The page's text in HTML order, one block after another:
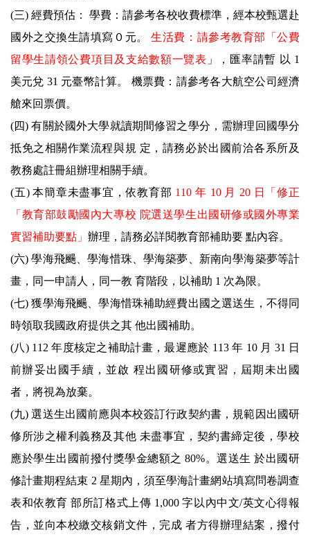
(三) 經費預估： 學費：請參考各校收費標準，經本校甄選赴
國外之交換生請填寫０元。
生活費：請參考教育部「公費
留學生請領公費項目及支給數額一覽表 」，匯率請暫 以 1
美元兌 31 元臺幣計算。 機票費：請參考各大航空公司經濟
艙來回票價。
(四) 有關於國外大學就讀期間修習之學分，需辦理回國學分
抵免之相關作業流程與規 定，請務必於出國前洽各系所及
教務處註冊組辦理相關手續。
(五) 本簡章未盡事宜，依教育部 110 年 10 月 20 日「修正
「教育部鼓勵國內大專校 院選送學生出國研修或國外專業
實習補助要點」 辦理，請務必詳閱教育部補助要 點內容。
(六) 學海飛颺、學海惜珠、學海築夢、新南向學海築夢等計
畫，同一申請人，同一教 育階段，以補助 1 次為限。
(七) 獲學海飛颺、學海惜珠補助經費出國之選送生，不得同
時領取我國政府提供之其 他出國補助。
(八) 112 年度核定之補助計畫，最遲應於 113 年 10 月 31 日
前辦妥出國手續，並啟 程出國研修或實習，屆期未出國
者，將視為放棄。
(九) 選送生出國前應與本校簽訂行政契約書，規範因出國研
修所涉之權利義務及其他 未盡事宜，契約書締定後，學校
應於學生出國前撥付獎學金總額之 80%。選送生 於出國研
修計畫期程結束 2 星期內，須至學海計畫網站填寫問卷調查
表和依教育 部所訂格式上傳 1,000 字以內中文/英文心得報
告，並向本校繳交核銷文件，完成 者方得辦理結案，撥付